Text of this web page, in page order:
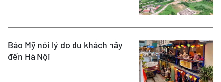
Báo Mỹ nói lý do du khách hãy
đến Hà Nội